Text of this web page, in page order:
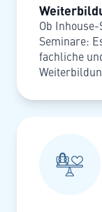
Ob
Seminare:
fachliche